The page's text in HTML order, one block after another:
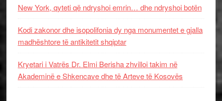
New York, qyteti që ndryshoi emrin… dhe ndryshoi botën
Kodi zakonor dhe isopolifonia dy nga monumentet e gjalla
madhështore të antikitetit shqiptar
Kryetari i Vatrës Dr. Elmi Berisha zhvilloi takim në
Akademinë e Shkencave dhe të Arteve të Kosovës